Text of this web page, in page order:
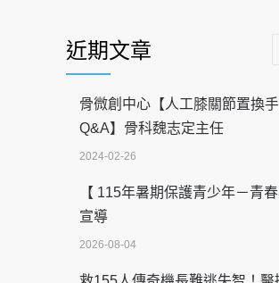
近期文章
骨微創中心【人工膝關節置換
Q&A】骨科魏志定主任
2024-02-26
【 115年暑期保護青少年－青春
宣導
2026-08-04